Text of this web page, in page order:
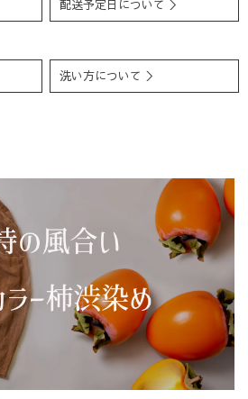
ーン #撮影の裏
配送予定日について ＞
洗い方について ＞